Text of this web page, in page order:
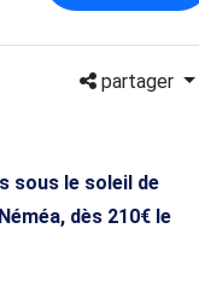
partager
sous le soleil de
dès 210€ le